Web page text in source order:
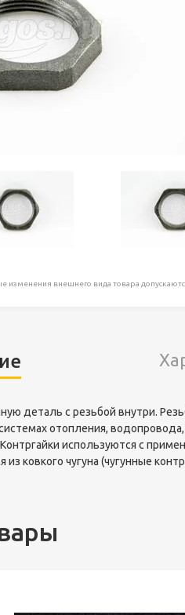
для работ на
Гидравлика
химия
изделия
изменения внешнего вида товара
деталь с резьбой внутри.
отопления,
используются с
ковкого чугуна (чугунные